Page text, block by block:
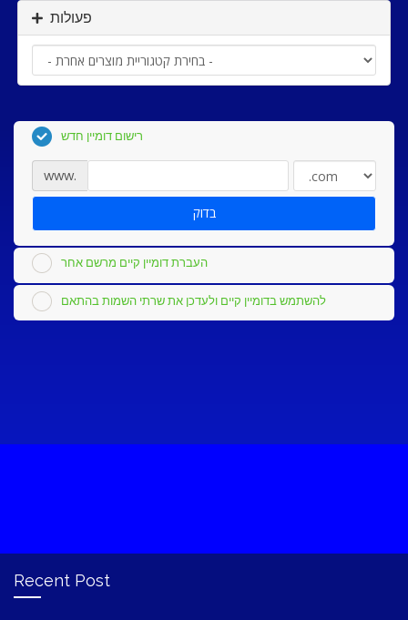
פעולות
רישום דומיין חדש
www.
בדוק
העברת דומיין קיים מרשם אחר
להשתמש בדומיין קיים ולעדכן את שרתי השמות בהתאם
Recent Post